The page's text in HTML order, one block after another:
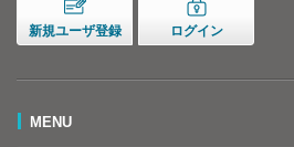
新規ユーザ登録 ログイン
MENU